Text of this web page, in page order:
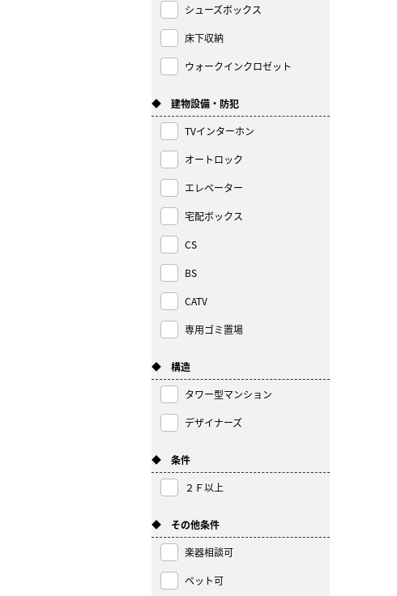
シューズボックス
床下収納
ウォークインクロゼット
◆ 建物設備・防犯
TVインターホン
オートロック
エレベーター
宅配ボックス
CS
BS
CATV
専用ゴミ置場
◆ 構造
タワー型マンション
デザイナーズ
◆ 条件
２Ｆ以上
◆ その他条件
楽器相談可
ペット可